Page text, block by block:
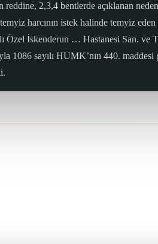
reddine, 2,3,4 bentlerde açıklanan
harcının istek halinde temyiz
Özel İskenderun … Hastanesi San.
1086 sayılı HUMK’nın 440.